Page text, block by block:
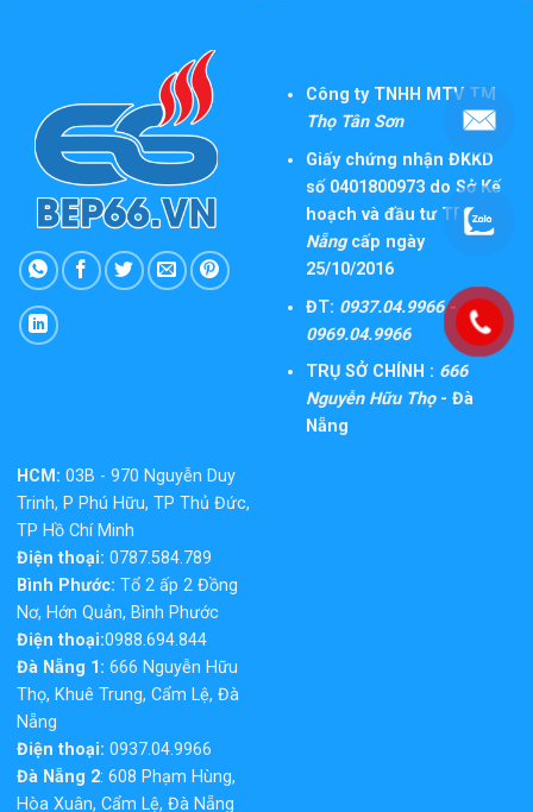
Công ty TNHH MTV TM
Thọ Tân Sơn
Giấy chứng nhận ĐKKD
số 0401800973 do Sở Kế
hoạch và đầu tư TPĐà
Nẵngcấp ngày
25/10/2016
ĐT: 0937.04.9966 -
0969.04.9966
TRỤ SỞ CHÍNH : 666
Nguyễn Hữu Thọ- Đà
Nẵng
HCM: 03B - 970 Nguyễn Duy
Trinh, P Phú Hữu, TP Thủ Đức,
TP Hồ Chí Minh
Điện thoại: 0787.584.789
Bình Phước: Tổ 2 ấp 2 Đồng
Nơ, Hớn Quản, Bình Phước
Điện thoại:0988.694.844
Đà Nẵng 1: 666 Nguyễn Hữu
Thọ, Khuê Trung, Cẩm Lệ, Đà
Nẵng
Điện thoại: 0937.04.9966
Đà Nẵng 2: 608 Phạm Hùng,
Hòa Xuân, Cẩm Lệ, Đà Nẵng